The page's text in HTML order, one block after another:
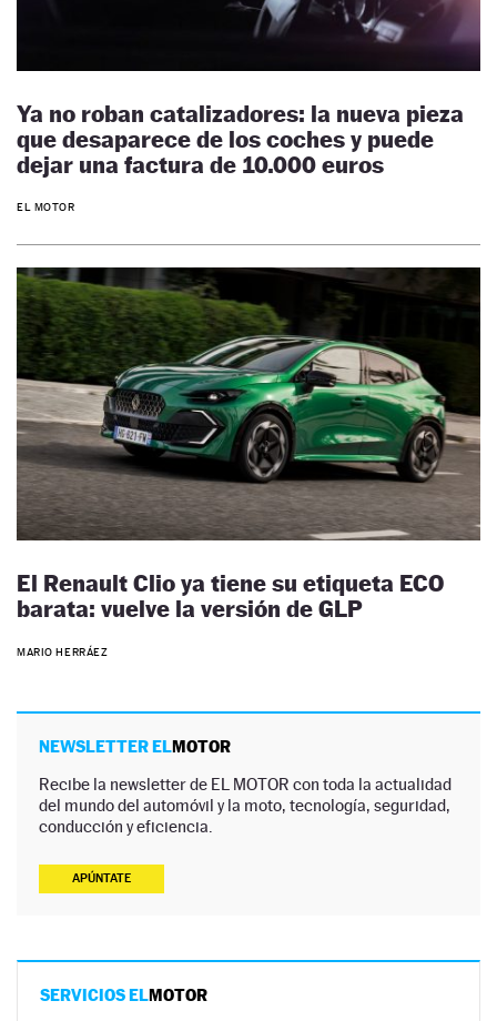
Ya no roban catalizadores: la nueva pieza
que desaparece de los coches y puede
dejar una factura de 10.000 euros
EL MOTOR
El Renault Clio ya tiene su etiqueta ECO
barata: vuelve la versión de GLP
MARIO HERRÁEZ
NEWSLETTER ELMOTOR
Recibe la newsletter de EL MOTOR con toda la actualidad
del mundo del automóvil y la moto, tecnología, seguridad,
conducción y eficiencia.
APÚNTATE
SERVICIOS ELMOTOR